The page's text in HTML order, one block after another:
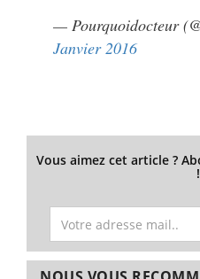
— Pourquoidocteur
Janvier 2016
Vous aimez cet article ?
!